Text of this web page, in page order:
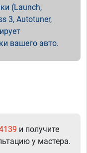
(Launch,
3, Autotuner,
вашего авто.
и получите
у мастера.